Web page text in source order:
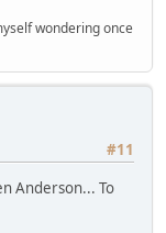
wondering once
#11
Anderson... To